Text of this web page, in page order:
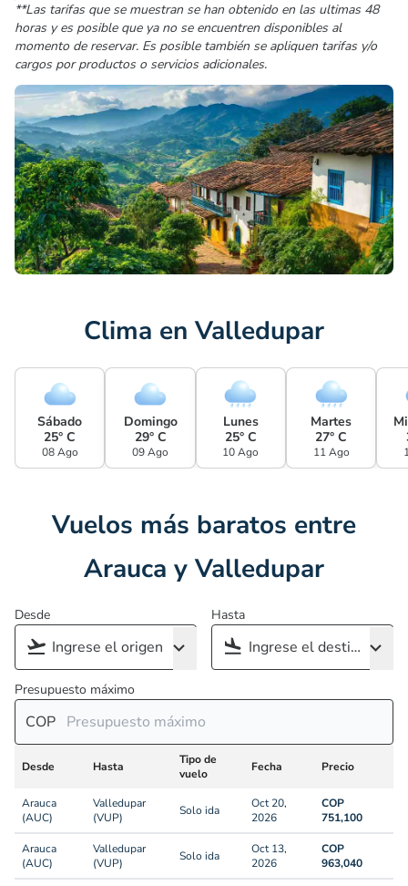
**Las tarifas que se muestran se han obtenido en las ultimas 48
horas y es posible que ya no se encuentren disponibles al
momento de reservar. Es posible también se apliquen tarifas y/o
cargos por productos o servicios adicionales.
Clima en Valledupar
Sábado
25° C
08 Ago
Domingo
29° C
09 Ago
Lunes
25° C
10 Ago
Martes
27° C
11 Ago
Vuelos más baratos entre
Arauca y Valledupar
Desde Hasta
Presupuesto máximo
COP
Desde Hasta
Tipo de
vuelo
Fecha Precio
Arauca
(AUC)
Valledupar
(VUP)
Solo ida
Oct 20,
2026
COP
751,100
Arauca
(AUC)
Valledupar
(VUP)
Solo ida
Oct 13,
2026
COP
963,040